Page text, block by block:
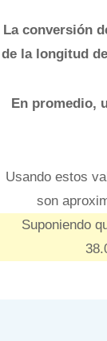
La conversión
de la longitud
En promedio,
Usando estos
son
Suponiendo